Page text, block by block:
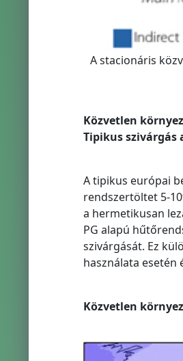
A stacionáris
Közvetlen
Tipikus szivárgás
A tipikus európai
rendszertöltet 5-
a hermetikusan
PG alapú
szivárgását. Ez
használata esetén
Közvetlen